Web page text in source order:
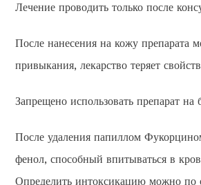
Лечение проводить только после
После нанесения на кожу препарата
привыкания, лекарство теряет
Запрещено использовать препарат
После удаления папиллом
фенол, способный впитываться в
Определить интоксикацию можно по